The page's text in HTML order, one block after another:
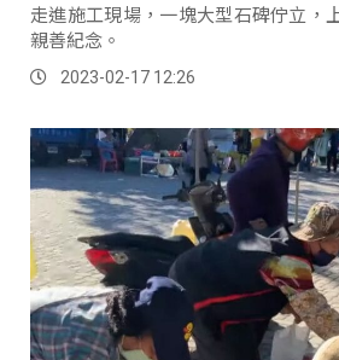
走進施工現場，一塊大型石碑佇立，
親善紀念。
2023-02-17 12:26